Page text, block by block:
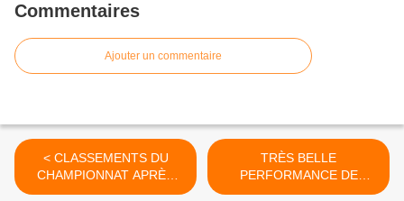
Commentaires
Ajouter un commentaire
< CLASSEMENTS DU
CHAMPIONNAT APRÈS
HUIT ÉPREUVES
TRÈS BELLE
PERFORMANCE DE
CÉLESTE À L'ENDUROSE !